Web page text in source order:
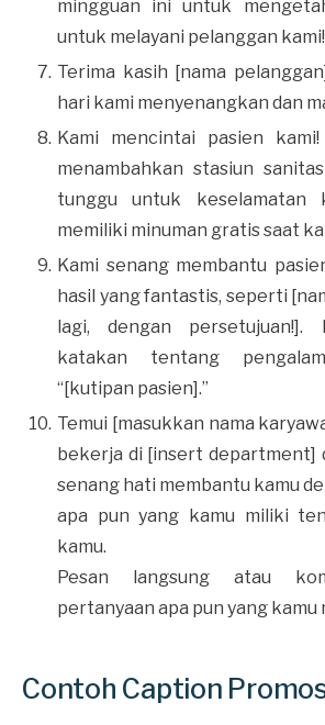
mingguan ini untuk
untuk melayani pelanggan kami!
Terima kasih [nama
hari kami menyenangkan dan
Kami mencintai pasien
menambahkan stasiun
tunggu untuk keselamatan
memiliki minuman gratis saat
Kami senang membantu
hasil yang fantastis, seperti
lagi, dengan
katakan tentang
“[kutipan pasien].”
Temui [masukkan nama
bekerja di [insert department]
senang hati membantu kamu
apa pun yang kamu miliki
kamu.
Pesan langsung atau
pertanyaan apa pun yang kamu
Contoh Caption